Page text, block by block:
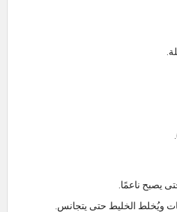
يصبح ناعمًا.
ويُخلط الخليط حتى يتجانس.